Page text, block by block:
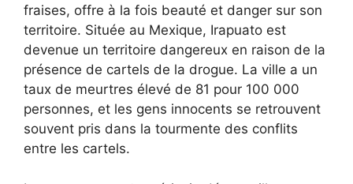
fraises, offre à la fois beauté et danger sur son
territoire. Située au Mexique, Irapuato est
devenue un territoire dangereux en raison de la
présence de cartels de la drogue. La ville a un
taux de meurtres élevé de 81 pour 100 000
personnes, et les gens innocents se retrouvent
souvent pris dans la tourmente des conflits
entre les cartels.